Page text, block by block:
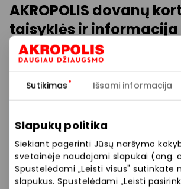
Sutikimas Išsami informacija
Slapukų politika
Siekiant pagerinti Jūsų naršymo
svetainėje naudojami slapukai (ang.
Spustelėdami „Leisti visus" sutinkate
slapukus. Spustelėdami „Leisti
AKROPOLIS dovanų
taisyklės ir informacija
patvirtinate, kad susipažinote su
dovanų kortelės naudojimo
AKROPOLIO dovanų kortele galite
AKROPOLIO prekybos ir paslaugų
(taip pat AKROPOLIO MAXIMOJE),